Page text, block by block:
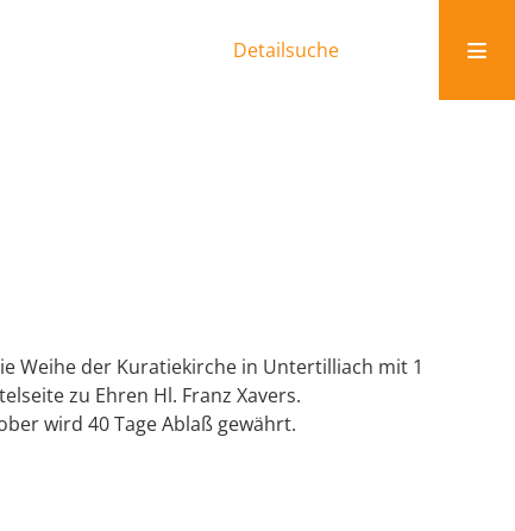
Detailsuche
Weihe der Kuratiekirche in Untertilliach mit 1
zu Ehren Hl. Franz Xavers.
wird 40 Tage Ablaß gewährt.